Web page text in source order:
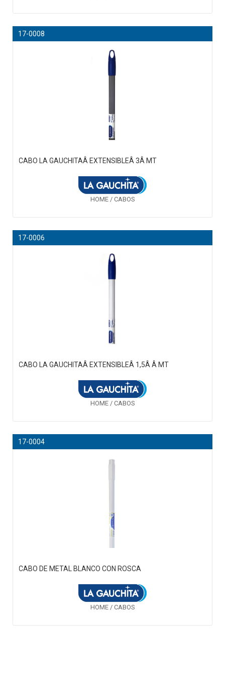
17-0008
CABO LA GAUCHITAÂ EXTENSIBLEÂ 3Â MT
HOME / CABOS
17-0006
CABO LA GAUCHITAÂ EXTENSIBLEÂ 1,5Â Â MT
HOME / CABOS
17-0004
CABO DE METAL BLANCO CON ROSCA
HOME / CABOS